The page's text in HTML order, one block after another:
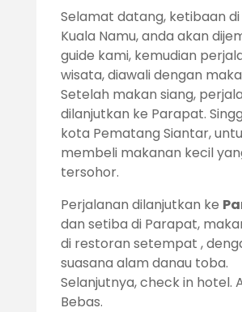
Selamat datang, ketibaan
Kuala Namu, anda akan
guide kami, kemudian
wisata, diawali dengan
Setelah makan siang,
dilanjutkan ke Parapat.
kota Pematang Siantar,
membeli makanan kecil
tersohor.
Perjalanan dilanjutkan ke
dan setiba di Parapat,
di restoran setempat ,
suasana alam danau toba.
Selanjutnya, check in hotel.
Bebas.